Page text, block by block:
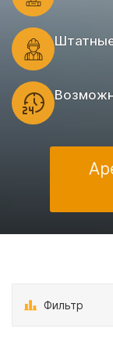
Фильтр